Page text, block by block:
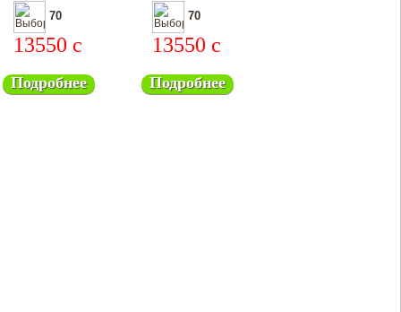
70
13550 c
Подробнее
70
13550 c
Подробнее